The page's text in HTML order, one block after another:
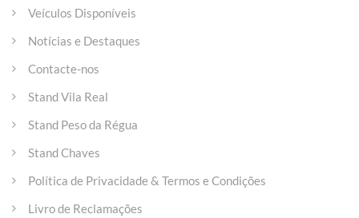
Veículos Disponíveis
Notícias e Destaques
Contacte-nos
Stand Vila Real
Stand Peso da Régua
Stand Chaves
Política de Privacidade & Termos e Condições
Livro de Reclamações